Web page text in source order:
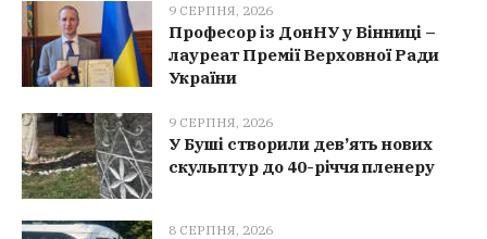
9 СЕРПНЯ, 2026
Професор із ДонНУ у Вінниці –
лауреат Премії Верховної Ради
України
9 СЕРПНЯ, 2026
У Буші створили дев’ять нових
скульптур до 40-річчя пленеру
8 СЕРПНЯ, 2026